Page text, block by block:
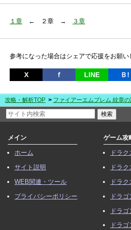
１章 ← ２章 → ３章
参考になった場合はシェアで応援をお願い
X ｆ LINE Ｂ!
攻略・解析TOP ファイアーエムブレム 紋章の
メイン
ホーム
サイト説明
WEB関連・ツール
プライバシーポリシー
ゲーム攻
ドラ
ドラ
ドラ
ドラ
ドラ
ドラ